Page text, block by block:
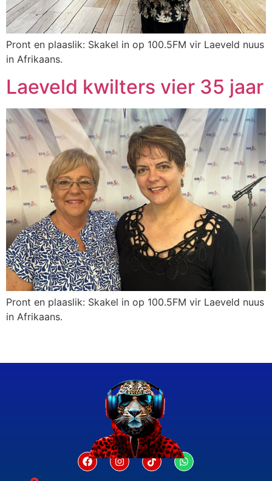
Pront en plaaslik: Skakel in op 100.5FM vir Laeveld nuus
in Afrikaans.
Laeveld kwilters vier 35 jaar
Pront en plaaslik: Skakel in op 100.5FM vir Laeveld nuus
in Afrikaans.